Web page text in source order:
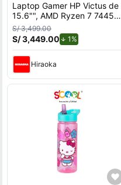
Laptop Gamer HP Victus de
15.6"", AMD Ryzen 7 7445H,
NVIDIA GeForce RTX 3050,
16GB RAM, disco sólido de
512GB, modelo 15-fb3020la
S/ 3,499.00
S/ 3,449.00 1%
Hiraoka